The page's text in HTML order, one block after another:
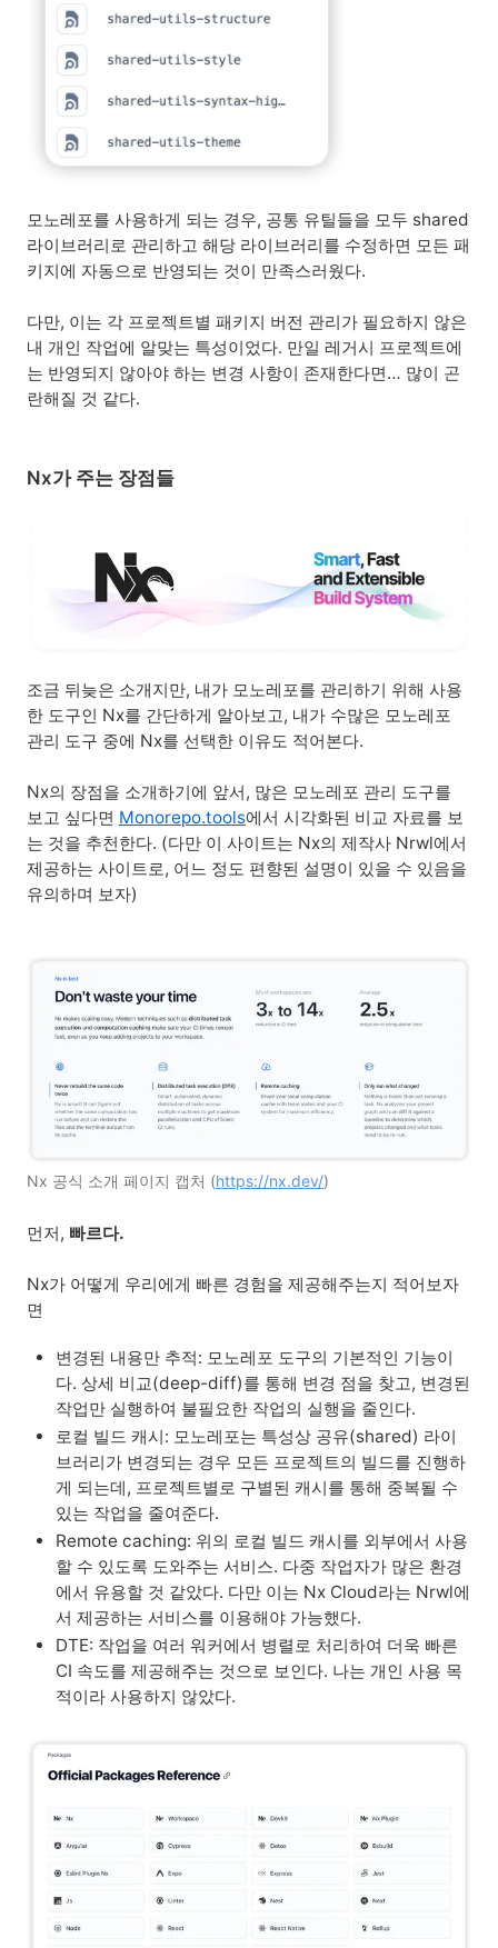
모노레포를 사용하게 되는 경우, 공통 유틸들을 모두 shared
라이브러리로 관리하고 해당 라이브러리를 수정하면 모든 패
키지에 자동으로 반영되는 것이 만족스러웠다.
다만, 이는 각 프로젝트별 패키지 버전 관리가 필요하지 않은
내 개인 작업에 알맞는 특성이었다. 만일 레거시 프로젝트에
는 반영되지 않아야 하는 변경 사항이 존재한다면… 많이 곤
란해질 것 같다.
Nx가 주는 장점들
조금 뒤늦은 소개지만, 내가 모노레포를 관리하기 위해 사용
한 도구인 Nx를 간단하게 알아보고, 내가 수많은 모노레포
관리 도구 중에 Nx를 선택한 이유도 적어본다.
Nx의 장점을 소개하기에 앞서, 많은 모노레포 관리 도구를
보고 싶다면 Monorepo.tools에서 시각화된 비교 자료를 보
는 것을 추천한다. (다만 이 사이트는 Nx의 제작사 Nrwl에서
제공하는 사이트로, 어느 정도 편향된 설명이 있을 수 있음을
유의하며 보자)
Nx 공식 소개 페이지 캡처 (https://nx.dev/)
먼저, 빠르다.
Nx가 어떻게 우리에게 빠른 경험을 제공해주는지 적어보자
면
변경된 내용만 추적: 모노레포 도구의 기본적인 기능이
다. 상세 비교(deep-diff)를 통해 변경 점을 찾고, 변경된
작업만 실행하여 불필요한 작업의 실행을 줄인다.
로컬 빌드 캐시: 모노레포는 특성상 공유(shared) 라이
브러리가 변경되는 경우 모든 프로젝트의 빌드를 진행하
게 되는데, 프로젝트별로 구별된 캐시를 통해 중복될 수
있는 작업을 줄여준다.
Remote caching: 위의 로컬 빌드 캐시를 외부에서 사용
할 수 있도록 도와주는 서비스. 다중 작업자가 많은 환경
에서 유용할 것 같았다. 다만 이는 Nx Cloud라는 Nrwl에
서 제공하는 서비스를 이용해야 가능했다.
DTE: 작업을 여러 워커에서 병렬로 처리하여 더욱 빠른
CI 속도를 제공해주는 것으로 보인다. 나는 개인 사용 목
적이라 사용하지 않았다.